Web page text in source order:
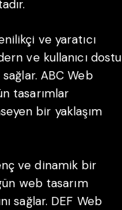
ve yaratıcı
ve kullanıcı dostu
ABC Web
tasarımlar
bir yaklaşım
ve dinamik bir
web tasarım
sağlar. DEF Web